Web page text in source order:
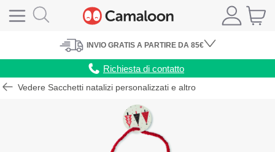
INVIO GRATIS A PARTIRE DA 85€
Richiesta di contatto
Vedere Sacchetti natalizi personalizzati e altro